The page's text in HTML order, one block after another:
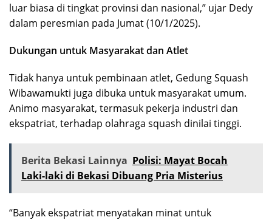
luar biasa di tingkat provinsi dan nasional,” ujar Dedy
dalam peresmian pada Jumat (10/1/2025).
Dukungan untuk Masyarakat dan Atlet
Tidak hanya untuk pembinaan atlet, Gedung Squash
Wibawamukti juga dibuka untuk masyarakat umum.
Animo masyarakat, termasuk pekerja industri dan
ekspatriat, terhadap olahraga squash dinilai tinggi.
Berita Bekasi Lainnya Polisi: Mayat Bocah
Laki-laki di Bekasi Dibuang Pria Misterius
“Banyak ekspatriat menyatakan minat untuk